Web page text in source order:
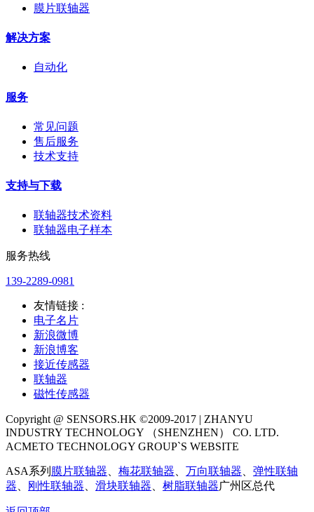
膜片联轴器
解决方案
自动化
服务
常见问题
售后服务
技术支持
支持与下载
联轴器技术资料
联轴器电子样本
服务热线
139-2289-0981
友情链接 :
电子名片
新浪微博
新浪博客
接近传感器
联轴器
磁性传感器
Copyright @ SENSORS.HK ©2009-2017 | ZHANYU
INDUSTRY TECHNOLOGY （SHENZHEN） CO. LTD.
ACMETO TECHNOLOGY GROUP`S WEBSITE
ASA系列 膜片联轴器、 梅花联轴器、 万向联轴器、 弹性联轴
器、 刚性联轴器、 滑块联轴器、 树脂联轴器广州区总代